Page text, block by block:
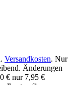
Versandkosten. Nur
Änderungen
€ nur 7,95 €